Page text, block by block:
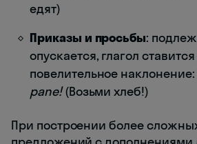
едят)
Приказы и просьбы:
опускается, глагол ставится
повелительное наклонение:
pane!(Возьми хлеб!)
При построении более